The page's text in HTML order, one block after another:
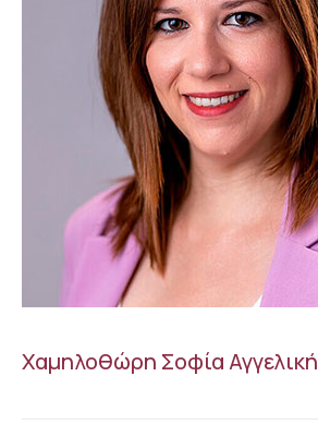
Χαμηλοθώρη Σοφία Αγγελική